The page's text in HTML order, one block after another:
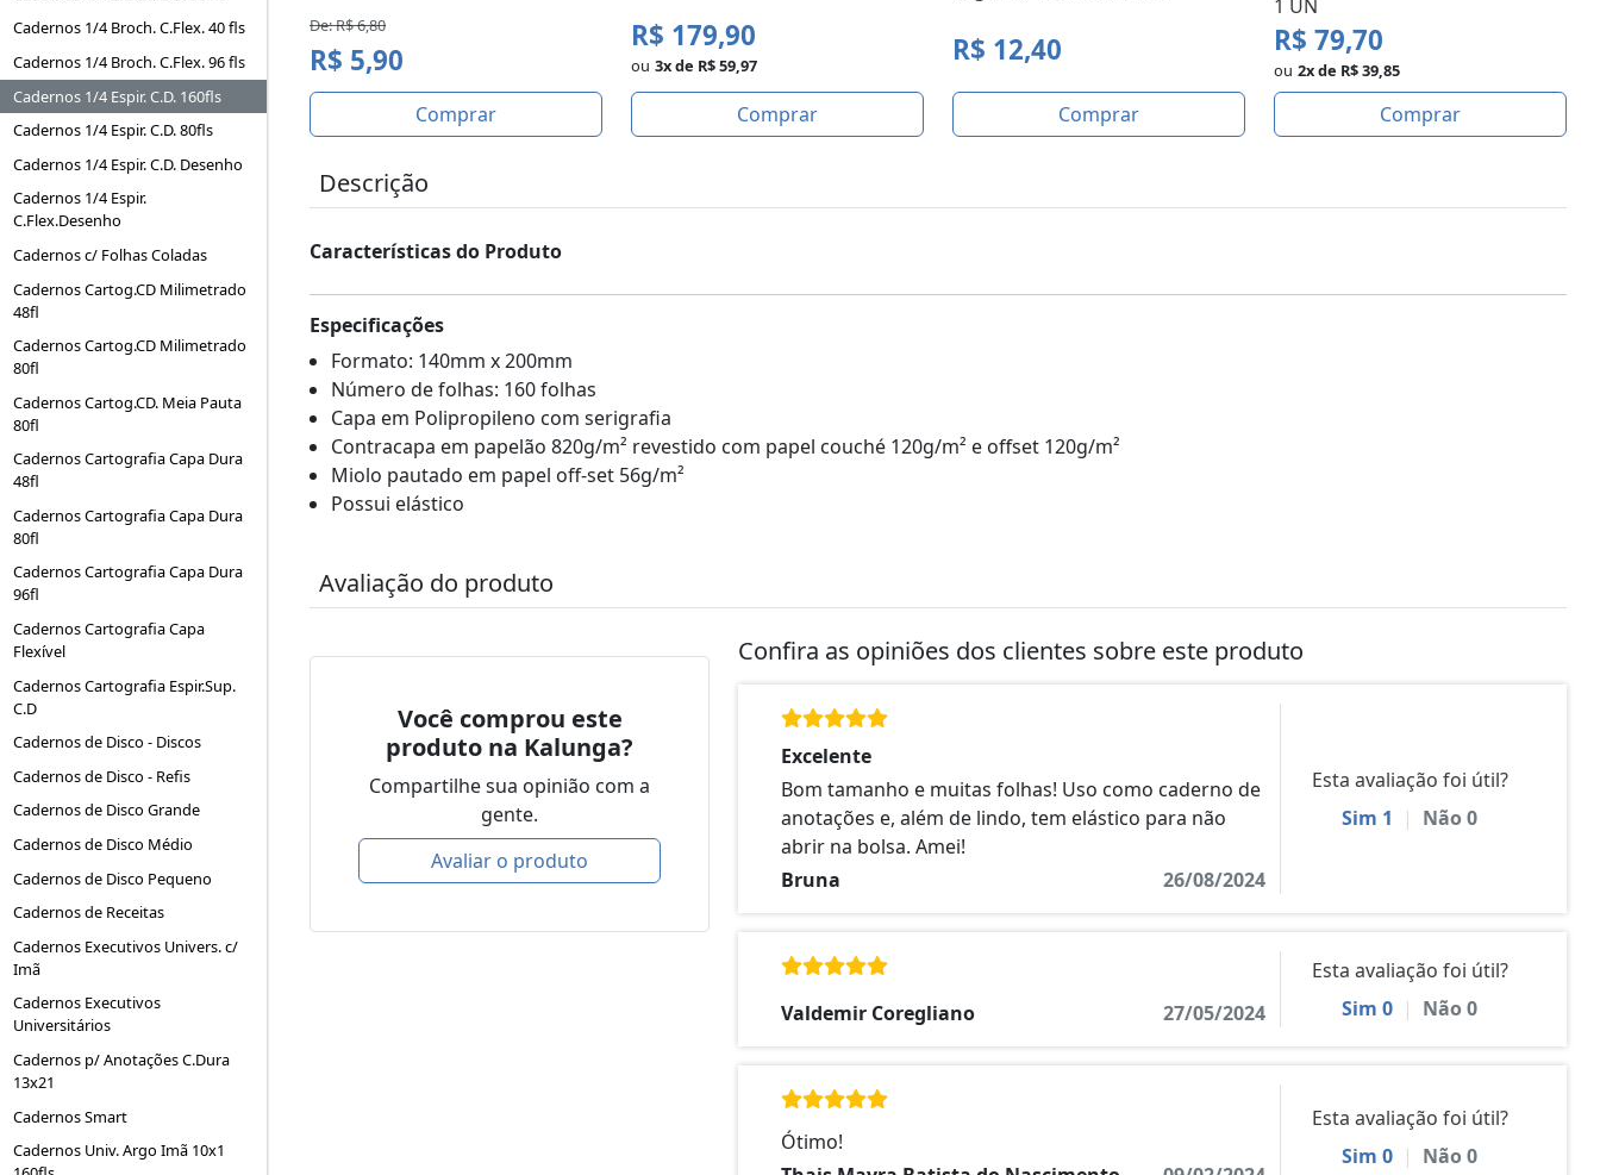
Cadernos 1/4 Broch. C.Flex. 40 fls
Cadernos 1/4 Broch. C.Flex. 96 fls
Cadernos 1/4 Espir. C.D. 160fls
Cadernos 1/4 Espir. C.D. 80fls
Cadernos 1/4 Espir. C.D. Desenho
Cadernos 1/4 Espir.
C.Flex.Desenho
Cadernos c/ Folhas Coladas
Cadernos Cartog.CD Milimetrado
48fl
Cadernos Cartog.CD Milimetrado
80fl
Cadernos Cartog.CD. Meia Pauta
80fl
Cadernos Cartografia Capa Dura
48fl
Cadernos Cartografia Capa Dura
80fl
Cadernos Cartografia Capa Dura
96fl
Cadernos Cartografia Capa
Flexível
Cadernos Cartografia Espir.Sup.
C.D
Cadernos de Disco - Discos
Cadernos de Disco - Refis
Cadernos de Disco Grande
Cadernos de Disco Médio
Cadernos de Disco Pequeno
Cadernos de Receitas
Cadernos Executivos Univers. c/
Imã
Cadernos Executivos
Universitários
Cadernos p/ Anotações C.Dura
13x21
Cadernos Smart
Cadernos Univ. Argo Imã 10x1
De: R$ 6,80
R$ 5,90
Comprar
R$ 179,90
ou 3x de R$ 59,97
Comprar
R$ 12,40
Comprar
1 UN
R$ 79,70
ou 2x de R$ 39,85
Comprar
Descrição
Características do Produto
Especificações
Formato: 140mm x 200mm
Número de folhas: 160 folhas
Capa em Polipropileno com serigrafia
Contracapa em papelão 820g/m² revestido com papel couché 120g/m² e offset 120g/m²
Miolo pautado em papel off-set 56g/m²
Possui elástico
Avaliação do produto
Você comprou este
produto na Kalunga?
Compartilhe sua opinião com a
gente.
Avaliar o produto
Confira as opiniões dos clientes sobre este produto
Excelente
Bom tamanho e muitas folhas! Uso como caderno de
anotações e, além de lindo, tem elástico para não
abrir na bolsa. Amei!
Bruna
26/08/2024
Esta avaliação foi útil?
Sim 1 | Não0
Valdemir Coregliano 27/05/2024
Esta avaliação foi útil?
Sim 0 | Não0
Ótimo!
Esta avaliação foi útil?
Sim 0 | Não0